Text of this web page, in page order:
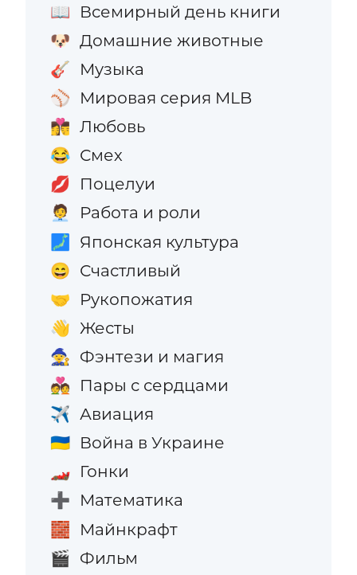
📖 Всемирный день книги
🐶 Домашние животные
🎸 Музыка
⚾ Мировая серия MLB
👩‍❤️‍💋‍👨 Любовь
😂 Смех
💋 Поцелуи
🧑‍💼 Работа и роли
🗾 Японская культура
😄 Счастливый
🤝 Рукопожатия
👋 Жесты
🧙 Фэнтези и магия
💑 Пары с сердцами
✈️ Авиация
🇺🇦 Война в Украине
🏎️ Гонки
➕ Математика
🧱 Майнкрафт
🎬 Фильм